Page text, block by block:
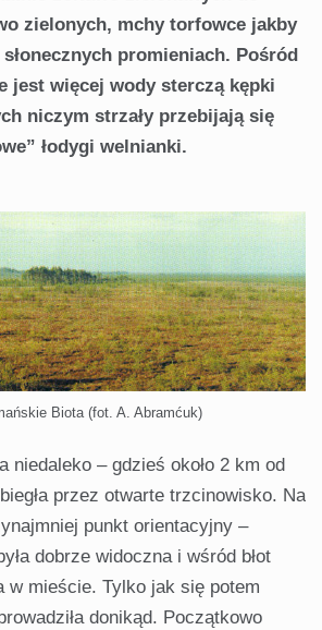
zielonych, mchy torfowce jakby
promieniach. Pośród
jest więcej wody ster­czą kępki
niczym strzały przebijają się
łodygi welnianki.
Biota (fot. A. Abramćuk)
niedaleko – gdzieś około 2 km od
przez otwarte trzcino­wisko. Na
punkt orientacyjny –
dobrze widoczna i wśród błot
w mieście. Tylko jak się potem
donikąd. Początkowo